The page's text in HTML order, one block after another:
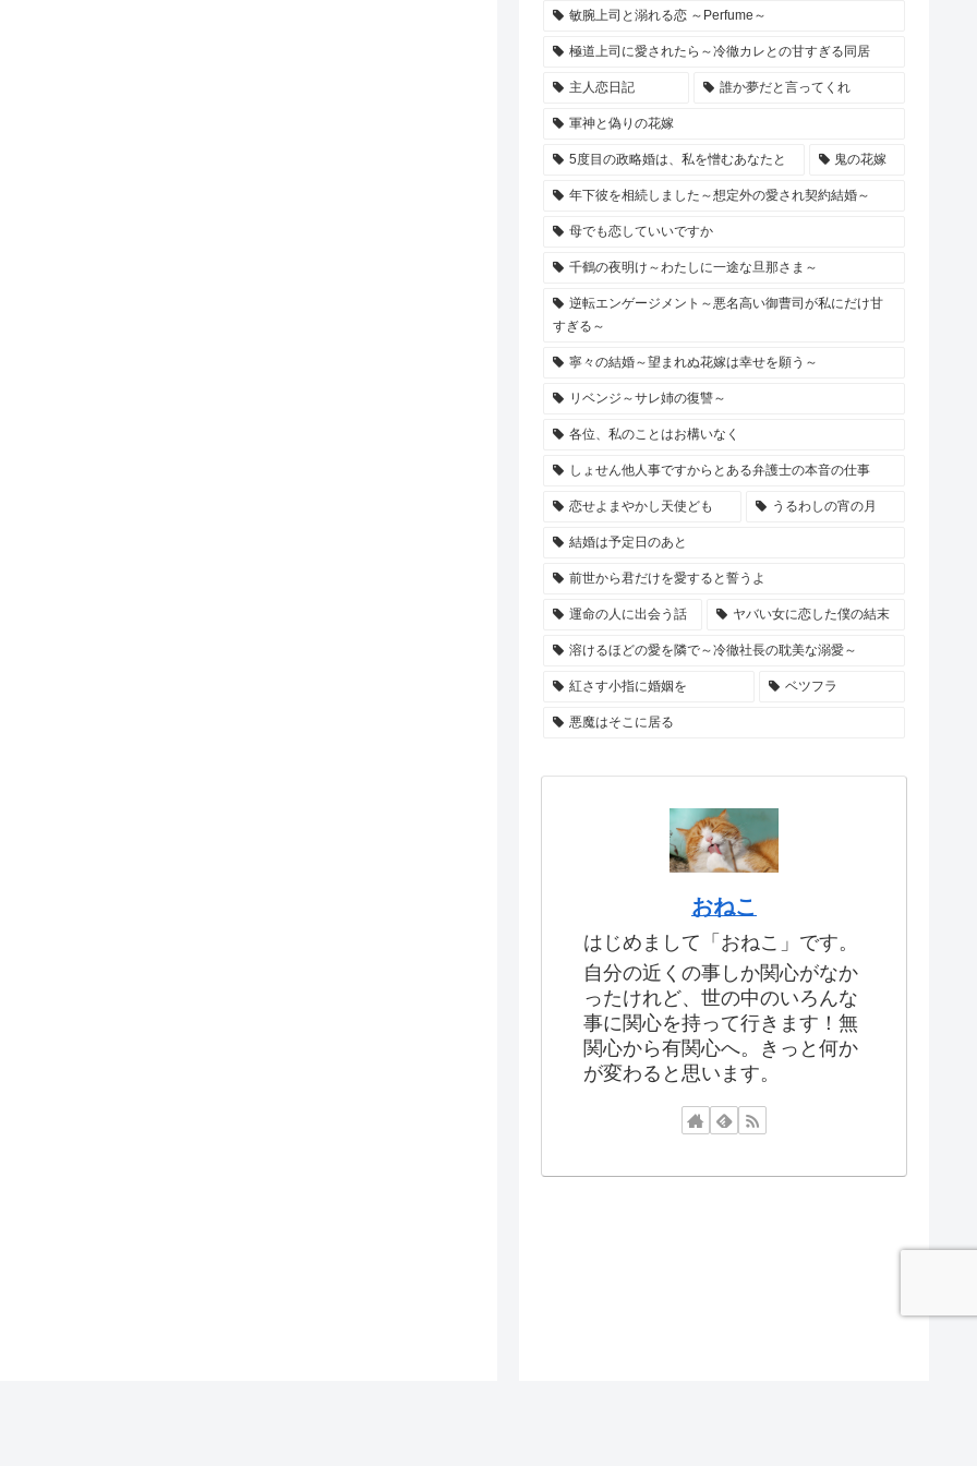
敏腕上司と溺れる恋 ～Perfume～
極道上司に愛されたら～冷徹カレとの甘すぎる同居
主人恋日記 誰か夢だと言ってくれ
軍神と偽りの花嫁
5度目の政略婚は、私を憎むあなたと 鬼の花嫁
年下彼を相続しました～想定外の愛され契約結婚～
母でも恋していいですか
千鶴の夜明け～わたしに一途な旦那さま～
逆転エンゲージメント～悪名高い御曹司が私にだけ甘
すぎる～
寧々の結婚～望まれぬ花嫁は幸せを願う～
リベンジ～サレ姉の復讐～
各位、私のことはお構いなく
しょせん他人事ですからとある弁護士の本音の仕事
恋せよまやかし天使ども うるわしの宵の月
結婚は予定日のあと
前世から君だけを愛すると誓うよ
運命の人に出会う話 ヤバい女に恋した僕の結末
溶けるほどの愛を隣で～冷徹社長の耽美な溺愛～
紅さす小指に婚姻を ベツフラ
悪魔はそこに居る
おねこ
はじめまして「おねこ」です。
自分の近くの事しか関心がなか
ったけれど、世の中のいろんな
事に関心を持って行きます！無
関心から有関心へ。きっと何か
が変わると思います。